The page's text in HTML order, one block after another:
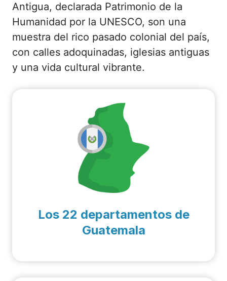
Antigua, declarada Patrimonio de la
Humanidad por la UNESCO, son una
muestra del rico pasado colonial del país,
con calles adoquinadas, iglesias antiguas
y una vida cultural vibrante.
Los 22 departamentos de
Guatemala